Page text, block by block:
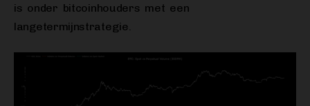
is onder bitcoinhouders met een
langetermijnstrategie.